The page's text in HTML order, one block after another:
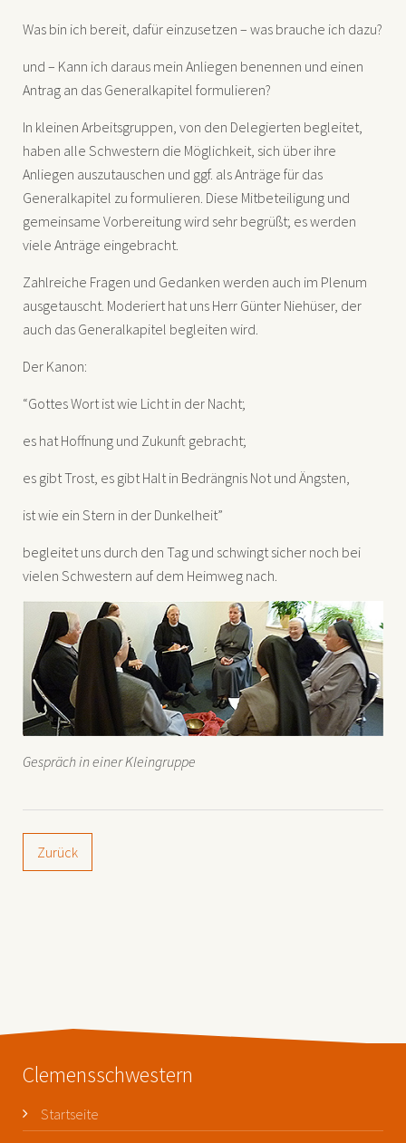
Was bin ich bereit, dafür einzusetzen – was brauche ich dazu?
und – Kann ich daraus mein Anliegen benennen und einen
Antrag an das Generalkapitel formulieren?
In kleinen Arbeitsgruppen, von den Delegierten begleitet,
haben alle Schwestern die Möglichkeit, sich über ihre
Anliegen auszutauschen und ggf. als Anträge für das
Generalkapitel zu formulieren. Diese Mitbeteiligung und
gemeinsame Vorbereitung wird sehr begrüßt; es werden
viele Anträge eingebracht.
Zahlreiche Fragen und Gedanken werden auch im Plenum
ausgetauscht. Moderiert hat uns Herr Günter Niehüser, der
auch das Generalkapitel begleiten wird.
Der Kanon:
“Gottes Wort ist wie Licht in der Nacht;
es hat Hoffnung und Zukunft gebracht;
es gibt Trost, es gibt Halt in Bedrängnis Not und Ängsten,
ist wie ein Stern in der Dunkelheit”
begleitet uns durch den Tag und schwingt sicher noch bei
vielen Schwestern auf dem Heimweg nach.
Gespräch in einer Kleingruppe
Zurück
Clemensschwestern
Startseite